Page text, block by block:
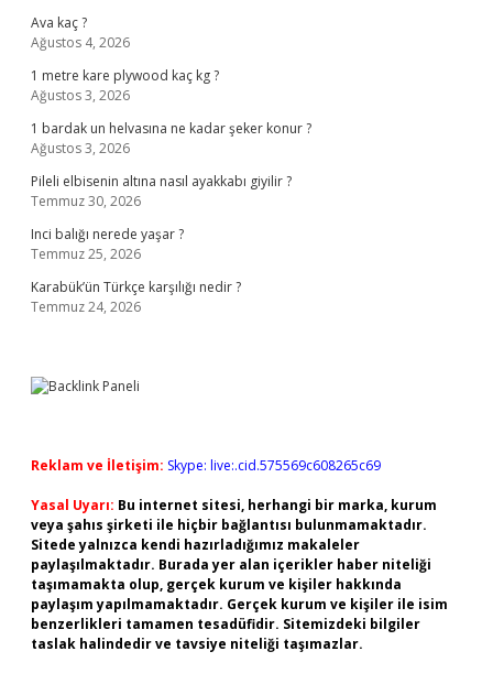
Ava kaç ?
Ağustos 4, 2026
1 metre kare plywood kaç kg ?
Ağustos 3, 2026
1 bardak un helvasına ne kadar şeker konur ?
Ağustos 3, 2026
Pileli elbisenin altına nasıl ayakkabı giyilir ?
Temmuz 30, 2026
Inci balığı nerede yaşar ?
Temmuz 25, 2026
Karabük’ün Türkçe karşılığı nedir ?
Temmuz 24, 2026
Reklam ve İletişim: Skype: live:.cid.575569c608265c69
Yasal Uyarı: Bu internet sitesi, herhangi bir marka, kurum
veya şahıs şirketi ile hiçbir bağlantısı bulunmamaktadır.
Sitede yalnızca kendi hazırladığımız makaleler
paylaşılmaktadır. Burada yer alan içerikler haber niteliği
taşımamakta olup, gerçek kurum ve kişiler hakkında
paylaşım yapılmamaktadır. Gerçek kurum ve kişiler ile isim
benzerlikleri tamamen tesadüfidir. Sitemizdeki bilgiler
taslak halindedir ve tavsiye niteliği taşımazlar.